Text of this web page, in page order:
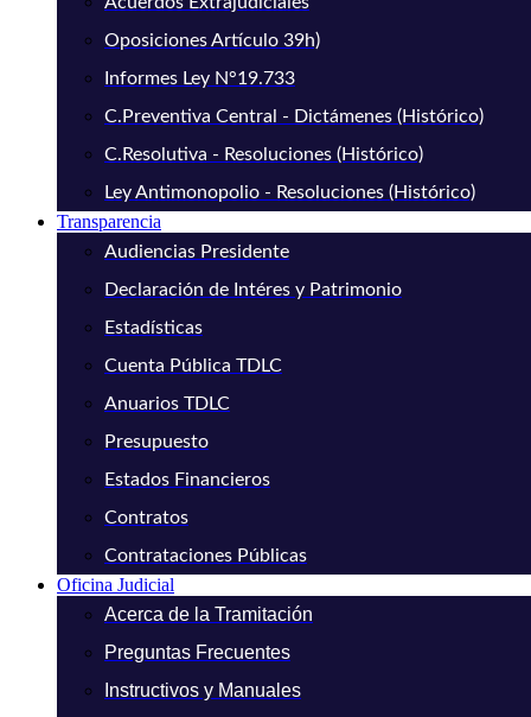
Oposiciones Artículo 39h)
Informes Ley N°19.733
C.Preventiva Central - Dictámenes (Histórico)
C.Resolutiva - Resoluciones (Histórico)
Ley Antimonopolio - Resoluciones (Histórico)
Transparencia
Audiencias Presidente
Declaración de Intéres y Patrimonio
Estadísticas
Cuenta Pública TDLC
Anuarios TDLC
Presupuesto
Estados Financieros
Contratos
Contrataciones Públicas
Oficina Judicial
Acerca de la Tramitación
Preguntas Frecuentes
Instructivos y Manuales